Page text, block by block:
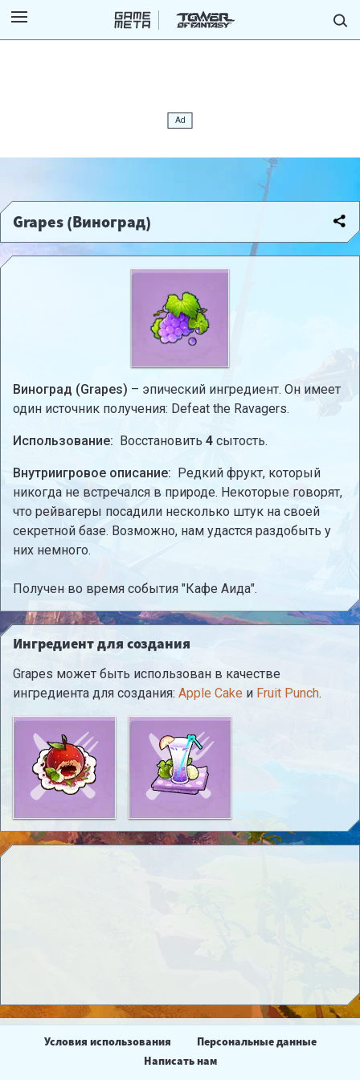
Grapes (Виноград)
Виноград (Grapes) – эпический ингредиент. Он имеет
один источник получения: Defeat the Ravagers.
Использование: Восстановить 4 сытость.
Внутриигровое описание: Редкий фрукт, который
никогда не встречался в природе. Некоторые говорят,
что рейвагеры посадили несколько штук на своей
секретной базе. Возможно, нам удастся раздобыть у
них немного.
Получен во время события "Кафе Аида".
Ингредиент для создания
Grapes может быть использован в качестве
ингредиента для создания: Apple Cake и Fruit Punch.
Условия использования
Персональные данные
Написать нам